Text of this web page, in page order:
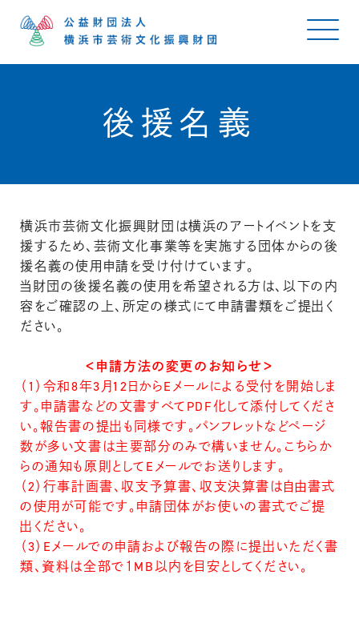
後援名義
横浜市芸術文化振興財団は横浜のアートイベントを支
援するため、芸術文化事業等を実施する団体からの後
援名義の使用申請を受け付けています。
当財団の後援名義の使用を希望される方は、以下の内
容をご確認の上、所定の様式にて申請書類をご提出く
ださい。
＜申請方法の変更のお知らせ＞
（1）令和8年3月12日からEメールによる受付を開始しま
す。申請書などの文書すべてPDF化して添付してくださ
い。報告書の提出も同様です。パンフレットなどページ
数が多い文書は主要部分のみで構いません。こちらか
らの通知も原則としてEメールでお送りします。
（2）行事計画書、収支予算書、収支決算書は自由書式
の使用が可能です。申請団体がお使いの書式でご提
出ください。
（3）Eメールでの申請および報告の際に提出いただく書
類、資料は全部で１MB以内を目安としてください。